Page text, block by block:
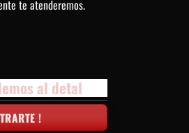
te atenderemos.
al detal
!